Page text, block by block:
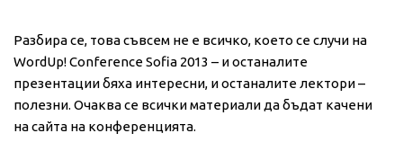
Разбира се, това съвсем не е всичко, което се случи на
WordUp! Conference Sofia 2013 – и останалите
презентации бяха интересни, и останалите лектори –
полезни. Очаква се всички материали да бъдат качени
на сайта на конференцията.